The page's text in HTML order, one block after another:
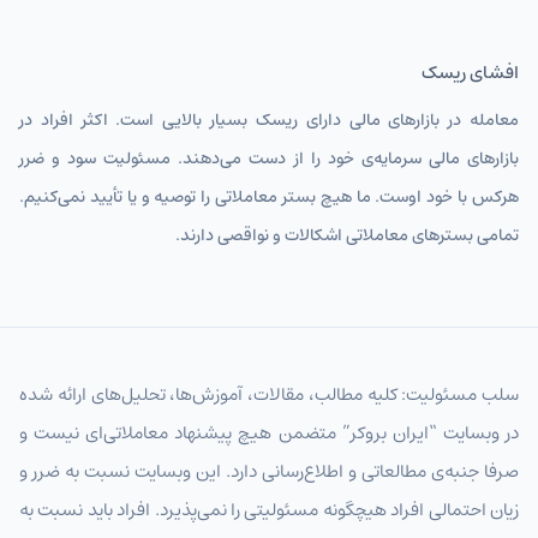
GBPIRT
CHFIRT فرانک سوئیس
AUDIRT
CADIRT دلار کانادا
NZDIRT دلار نیوزیلند تومان
AEDIRT درهم امارات
SARIRT ریال عربستان تومان
افشای ریسک
معامله در بازارهای مالی دارای ریسک بسیار بالایی است. اکثر افراد در
بازارهای مالی سرمایه‌ی خود را از دست می‌دهند. مسئولیت سود و ضرر
هرکس با خود اوست. ما هیچ بستر معاملاتی را توصیه و یا تأیید نمی‌کنیم.
تمامی بسترهای معاملاتی اشکالات و نواقصی دارند.
سلب مسئولیت: کلیه مطالب، مقالات، آموزش‌ها، تحلیل‌های ارائه شده
در وبسایت “ایران بروکر” متضمن هیچ پیشنهاد معاملاتی‌ای نیست و
صرفا جنبه‌ی مطالعاتی و اطلاع‌رسانی دارد. این وبسایت نسبت به ضرر و
زیان احتمالی افراد هیچگونه مسئولیتی را نمی‌پذیرد. افراد باید نسبت به